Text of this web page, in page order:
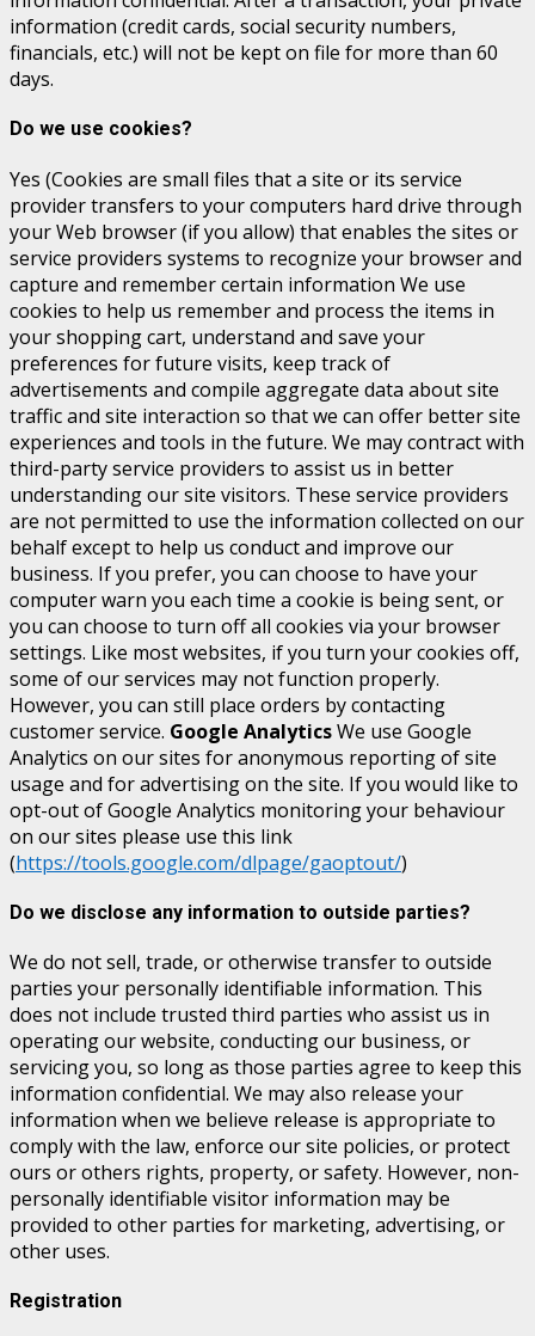
information (credit cards, social security numbers,
financials, etc.) will not be kept on file for more than 60
days.
Do we use cookies?
Yes (Cookies are small files that a site or its service
provider transfers to your computers hard drive through
your Web browser (if you allow) that enables the sites or
service providers systems to recognize your browser and
capture and remember certain information We use
cookies to help us remember and process the items in
your shopping cart, understand and save your
preferences for future visits, keep track of
advertisements and compile aggregate data about site
traffic and site interaction so that we can offer better site
experiences and tools in the future. We may contract with
third-party service providers to assist us in better
understanding our site visitors. These service providers
are not permitted to use the information collected on our
behalf except to help us conduct and improve our
business. If you prefer, you can choose to have your
computer warn you each time a cookie is being sent, or
you can choose to turn off all cookies via your browser
settings. Like most websites, if you turn your cookies off,
some of our services may not function properly.
However, you can still place orders by contacting
customer service. Google AnalyticsWe use Google
Analytics on our sites for anonymous reporting of site
usage and for advertising on the site. If you would like to
opt-out of Google Analytics monitoring your behaviour
on our sites please use this link
(https://tools.google.com/dlpage/gaoptout/)
Do we disclose any information to outside parties?
We do not sell, trade, or otherwise transfer to outside
parties your personally identifiable information. This
does not include trusted third parties who assist us in
operating our website, conducting our business, or
servicing you, so long as those parties agree to keep this
information confidential. We may also release your
information when we believe release is appropriate to
comply with the law, enforce our site policies, or protect
ours or others rights, property, or safety. However, non-
personally identifiable visitor information may be
provided to other parties for marketing, advertising, or
other uses.
Registration